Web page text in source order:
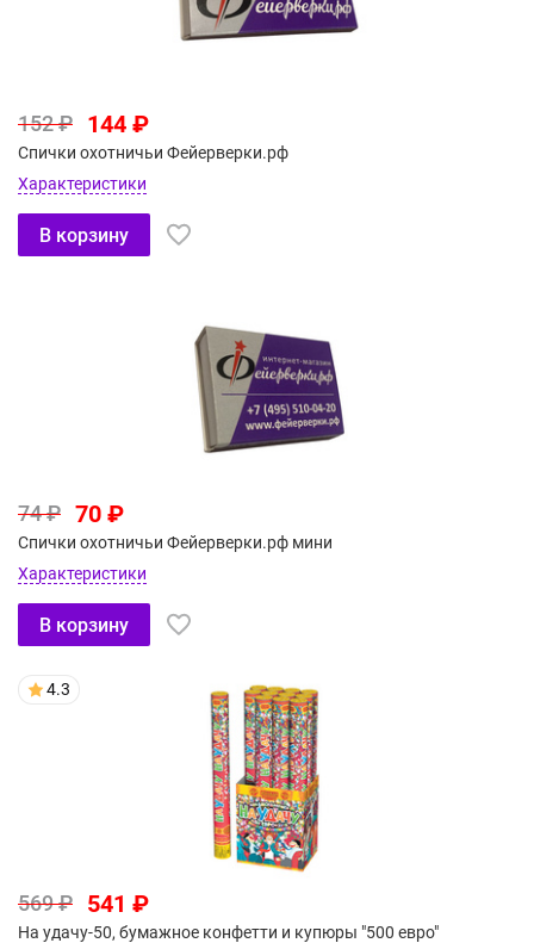
152 ₽ 144 ₽
Спички охотничьи Фейерверки.рф
Характеристики
В корзину
74 ₽ 70 ₽
Спички охотничьи Фейерверки.рф мини
Характеристики
В корзину
4.3
569 ₽ 541 ₽
На удачу-50, бумажное конфетти и купюры "500 евро"